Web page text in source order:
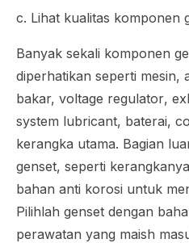
c. Lihat kualitas komponen
Banyak sekali komponen
diperhatikan seperti mesin,
bakar, voltage regulator,
system lubricant, baterai,
kerangka utama. Bagian
genset, seperti
bahan anti korosi untuk
Pilihlah genset dengan
perawatan yang maish